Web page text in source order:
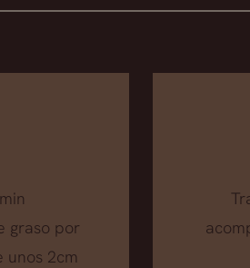
graso por
unos 2cm